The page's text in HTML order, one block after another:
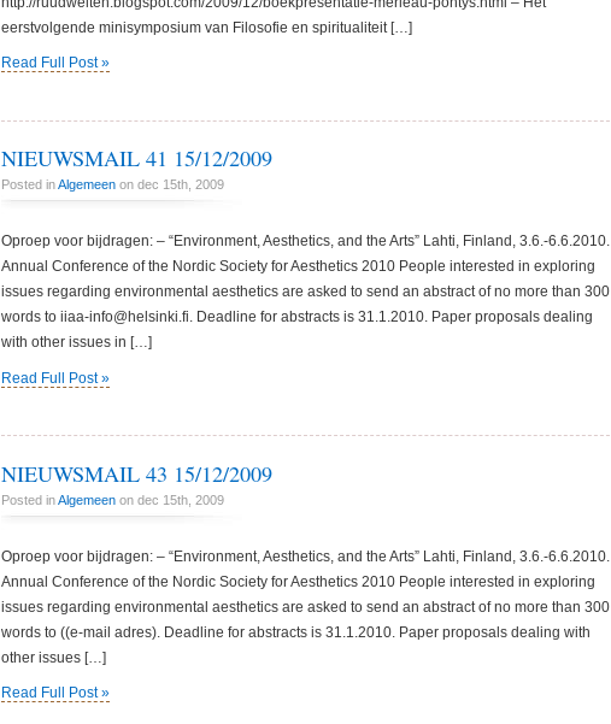
eerstvolgende minisymposium van Filosofie en spiritualiteit […]
Read Full Post »
NIEUWSMAIL 41 15/12/2009
Posted inAlgemeen on dec 15th, 2009
Oproep voor bijdragen: – “Environment, Aesthetics, and the Arts” Lahti, Finland, 3.6.-6.6.2010.
Annual Conference of the Nordic Society for Aesthetics 2010 People interested in exploring
issues regarding environmental aesthetics are asked to send an abstract of no more than 300
words to iiaa-info@helsinki.fi. Deadline for abstracts is 31.1.2010. Paper proposals dealing
with other issues in […]
Read Full Post »
NIEUWSMAIL 43 15/12/2009
Posted inAlgemeen on dec 15th, 2009
Oproep voor bijdragen: – “Environment, Aesthetics, and the Arts” Lahti, Finland, 3.6.-6.6.2010.
Annual Conference of the Nordic Society for Aesthetics 2010 People interested in exploring
issues regarding environmental aesthetics are asked to send an abstract of no more than 300
words to ((e-mail adres). Deadline for abstracts is 31.1.2010. Paper proposals dealing with
other issues […]
Read Full Post »